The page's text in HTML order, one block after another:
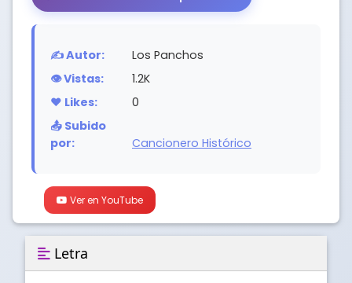
✍️ Autor:
Los Panchos
👁️ Vistas:
1.2K
❤️ Likes:
0
📤 Subido
por:
Cancionero Histórico
Ver en YouTube
Letra